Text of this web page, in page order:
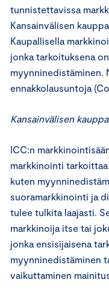
tunnistettavissa
Kansainvälisen
Kaupallisella
jonka tarkoituksena
myynninedistäminen.
ennakkolausuntoja
Kansainvälisen
ICC:n
markkinointi
kuten
suoramarkkinointi ja
tulee tulkita laajasti.
markkinoija itse tai
jonka ensisijaisena
myynninedistäminen
vaikuttaminen